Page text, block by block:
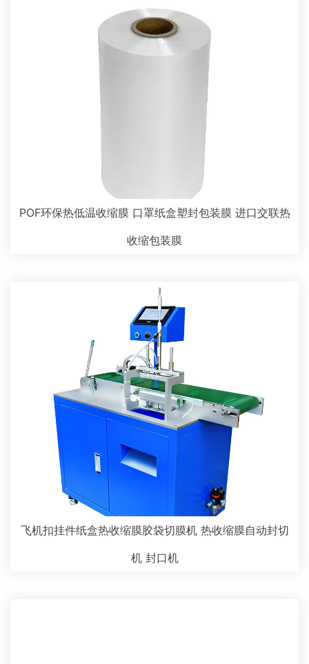
POF环保热低温收缩膜 口罩纸盒塑封包装膜 进口交联热
收缩包装膜
飞机扣挂件纸盒热收缩膜胶袋切膜机 热收缩膜自动封切
机 封口机